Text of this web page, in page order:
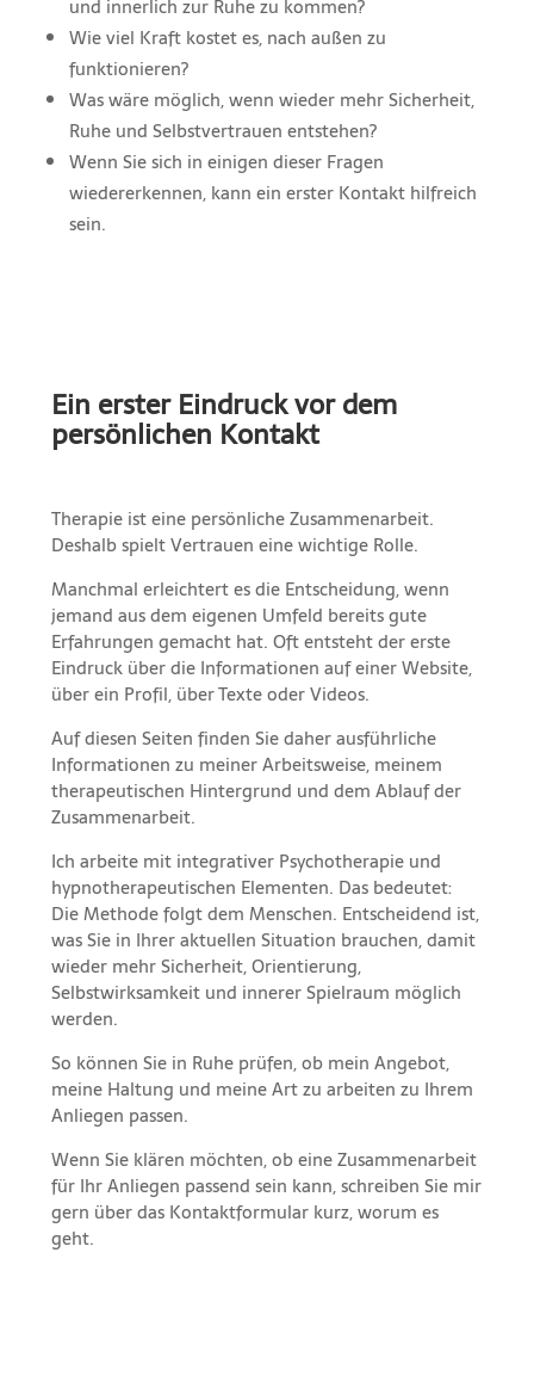
und innerlich zur Ruhe zu kommen?
Wie viel Kraft kostet es, nach außen zu
funktionieren?
Was wäre möglich, wenn wieder mehr Sicherheit,
Ruhe und Selbstvertrauen entstehen?
Wenn Sie sich in einigen dieser Fragen
wiedererkennen, kann ein erster Kontakt hilfreich
sein.
Ein erster Eindruck vor dem
persönlichen Kontakt
Therapie ist eine persönliche Zusammenarbeit.
Deshalb spielt Vertrauen eine wichtige Rolle.
Manchmal erleichtert es die Entscheidung, wenn
jemand aus dem eigenen Umfeld bereits gute
Erfahrungen gemacht hat. Oft entsteht der erste
Eindruck über die Informationen auf einer Website,
über ein Profil, über Texte oder Videos.
Auf diesen Seiten finden Sie daher ausführliche
Informationen zu meiner Arbeitsweise, meinem
therapeutischen Hintergrund und dem Ablauf der
Zusammenarbeit.
Ich arbeite mit integrativer Psychotherapie und
hypnotherapeutischen Elementen. Das bedeutet:
Die Methode folgt dem Menschen. Entscheidend ist,
was Sie in Ihrer aktuellen Situation brauchen, damit
wieder mehr Sicherheit, Orientierung,
Selbstwirksamkeit und innerer Spielraum möglich
werden.
So können Sie in Ruhe prüfen, ob mein Angebot,
meine Haltung und meine Art zu arbeiten zu Ihrem
Anliegen passen.
Wenn Sie klären möchten, ob eine Zusammenarbeit
für Ihr Anliegen passend sein kann, schreiben Sie mir
gern über das Kontaktformular kurz, worum es
geht.